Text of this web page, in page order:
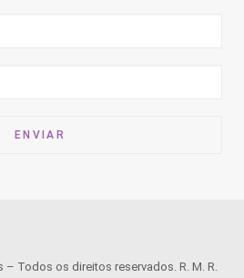
– Todos os direitos reservados. R. M. R.